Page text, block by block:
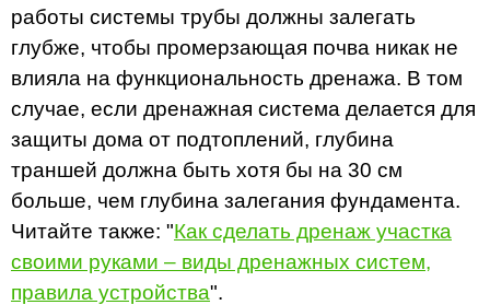
работы системы трубы должны залегать
глубже, чтобы промерзающая почва никак не
влияла на функциональность дренажа. В том
случае, если дренажная система делается для
защиты дома от подтоплений, глубина
траншей должна быть хотя бы на 30 см
больше, чем глубина залегания фундамента.
Читайте также: "Как сделать дренаж участка
своими руками – виды дренажных систем,
правила устройства".